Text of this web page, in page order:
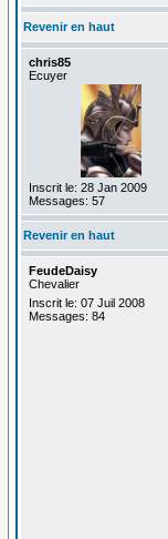
Revenir en haut
chris85
Ecuyer
Inscrit le: 28 Jan 2009
Messages: 57
Revenir en haut
FeudeDaisy
Chevalier
Inscrit le: 07 Juil 2008
Messages: 84